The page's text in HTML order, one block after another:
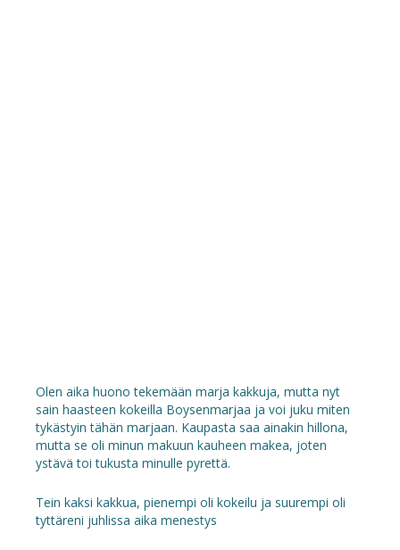
Olen aika huono tekemään marja kakkuja, mutta nyt
sain haasteen kokeilla Boysenmarjaa ja voi juku miten
tykästyin tähän marjaan. Kaupasta saa ainakin hillona,
mutta se oli minun makuun kauheen makea, joten
ystävä toi tukusta minulle pyrettä.
Tein kaksi kakkua, pienempi oli kokeilu ja suurempi oli
tyttäreni juhlissa aika menestys